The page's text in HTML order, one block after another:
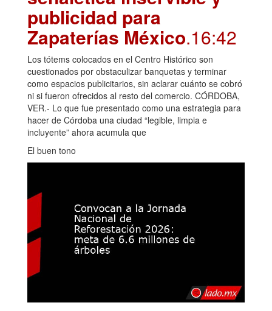
publicidad para
Zapaterías México.16:42
Los tótems colocados en el Centro Histórico son
cuestionados por obstaculizar banquetas y terminar
como espacios publicitarios, sin aclarar cuánto se cobró
ni si fueron ofrecidos al resto del comercio. CÓRDOBA,
VER.- Lo que fue presentado como una estrategia para
hacer de Córdoba una ciudad “legible, limpia e
incluyente” ahora acumula que
El buen tono